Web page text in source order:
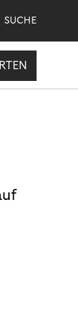
SUCHE